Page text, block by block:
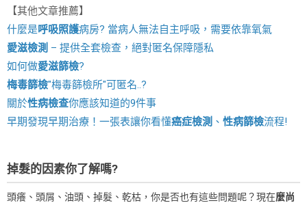
【其他文章推薦】
什麼是呼吸照護病房? 當病人無法自主呼吸，需要依靠氧氣
愛滋檢測 – 提供全套檢查，絕對匿名保障隱私
如何做愛滋篩檢?
梅毒篩檢"梅毒篩檢所"可匿名..?
關於性病檢查你應該知道的9件事
早期發現早期治療！一張表讓你看懂癌症檢測 、 性病篩檢流程!
掉髮的因素你了解嗎?
頭癢、頭屑、油頭、掉髮、乾枯，你是否也有這些問題呢？現在麼尚